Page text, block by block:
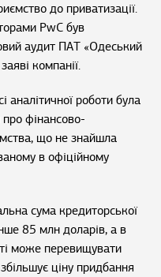
до приватизації.
PwC був
аудит ПАТ «Одеський
компанії.
роботи була
фінансово-
що не знайшла
в офіційному
сума кредиторської
85 млн доларів, а в
може перевищувати
ціну придбання